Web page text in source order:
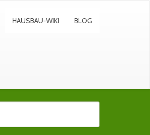
HAUSBAU-WIKI BLOG